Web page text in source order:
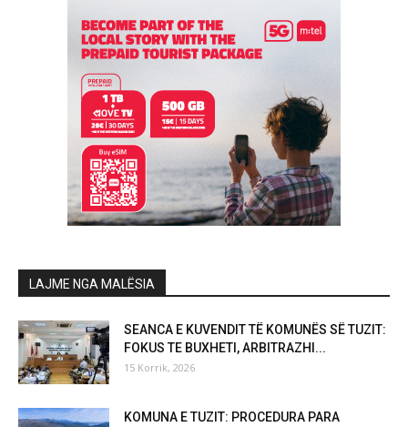
LAJME NGA MALËSIA
SEANCA E KUVENDIT TË KOMUNËS SË TUZIT:
FOKUS TE BUXHETI, ARBITRAZHI...
15 Korrik, 2026
KOMUNA E TUZIT: PROCEDURA PARA